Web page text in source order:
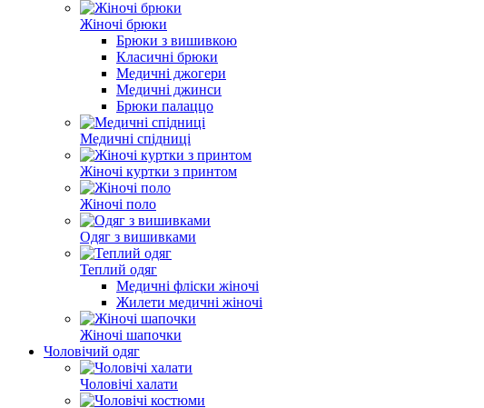
Жіночі брюки
Брюки з вишивкою
Класичні брюки
Медичні джогери
Медичні джинси
Брюки палаццо
Медичні спідниці
Жіночі куртки з принтом
Жіночі поло
Одяг з вишивками
Теплий одяг
Медичні фліски жіночі
Жилети медичні жіночі
Жіночі шапочки
Чоловічий одяг
Чоловічі халати